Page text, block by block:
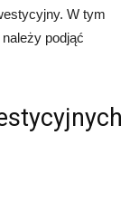
W tym
podjąć